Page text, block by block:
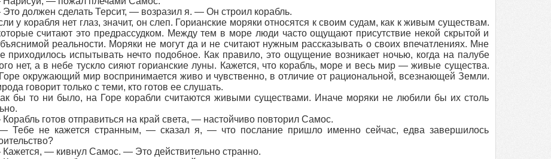
должен сделать Терсит, — возразил я. — Он строил корабль.
у корабля нет глаз, значит, он слеп. Горианские моряки относятся к своим судам, как к живым существам.
считают это предрассудком. Между тем в море люди часто ощущают присутствие некой скрытой и
реальности. Моряки не могут да и не считают нужным рассказывать о своих впечатлениях. Мне
приходилось испытывать нечто подобное. Как правило, это ощущение возникает ночью, когда на палубе
нет, а в небе тускло сияют горианские луны. Кажется, что корабль, море и весь мир — живые существа.
окружающий мир воспринимается живо и чувственно, в отличие от рациональной, всезнающей Земли.
говорит только с теми, кто готов ее слушать.
бы то ни было, на Горе корабли считаются живыми существами. Иначе моряки не любили бы их столь
готов отправиться на край света, — настойчиво повторил Самос.
не кажется странным, — сказал я, — что послание пришло именно сейчас, едва завершилось
— кивнул Самос. — Это действительно странно.